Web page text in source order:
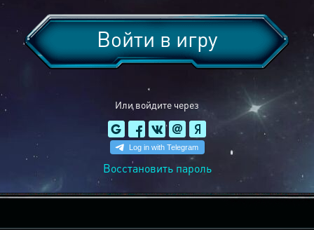
Или войдите через
Войти в игру
Восстановить пароль